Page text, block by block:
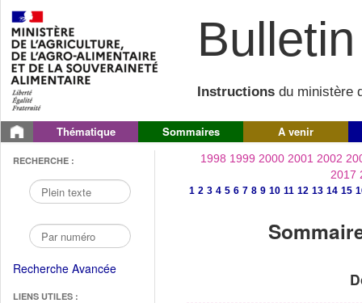
Instructions du ministère
Thématique Sommaires A venir
RECHERCHE :
Recherche Avancée
LIENS UTILES :
1998 1999 2000 2001 2002
2017
1 2 3 4 5 6 7 8 9 10 11 12 13 14 15